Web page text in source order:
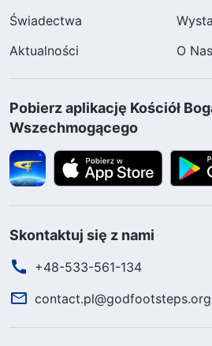
Świadectwa
Aktualności
O Nas
Pobierz aplikację Kościół
Wszechmogącego
Skontaktuj się z nami
+48-533-561-134
contact.pl@godfootsteps.org